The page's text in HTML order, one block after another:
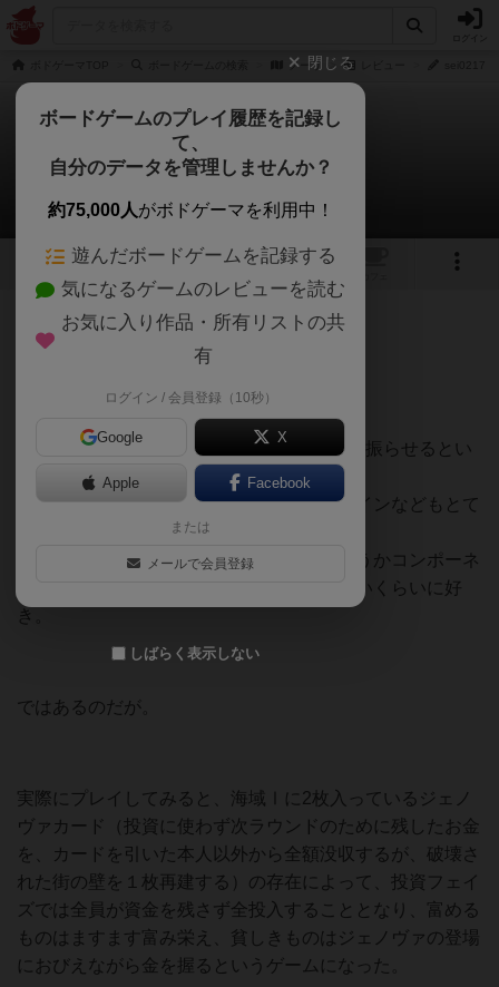
ノーリ
ノーリ
sei0217さんのレビュー
6 1
130名 0名 0 2年弱前
一言でいうと残念な作品。
レガッタ競争をダイス4個の目を揃えるまで振らせるとい
う案はとても好き。
またカードイラストや箱絵、ボードのデザインなどもとて
つまりコンポーネントはとてもいい。というかコンポーネ
ントが欲しい！というだけで購入してもいいくらいに好
き。
ではあるのだが。
実際にプレイしてみると、海域Ⅰに2枚入っているジェノ
ヴァカード（投資に使わず次ラウンドのために残したお金
を、カードを引いた本人以外から全額没収するが、破壊さ
れた街の壁を１枚再建する）の存在によって、投資フェイ
ズでは全員が資金を残さず全投入することとなり、富める
ものはますます富み栄え、貧しきものはジェノヴァの登場
におびえながら金を握るというゲームになった。
閉じる
ボードゲームのプレイ履歴を記録し
て、
自分のデータを管理しませんか？
約75,000人がボドゲーマを利用中！
遊んだボードゲームを記録する
気になるゲームのレビューを読む
お気に入り作品・所有リストの共
有
ログイン / 会員登録（10秒）
Google X
Apple Facebook
または
メールで会員登録
しばらく表示しない